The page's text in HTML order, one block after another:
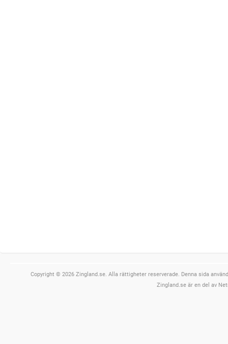
Copyright © 2026 Zingland.se. Alla rättigheter reserverade. Denna sida
Zingland.se är en del av